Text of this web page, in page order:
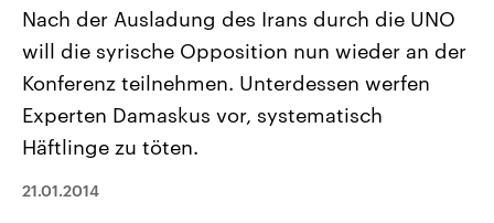
Landtagswahl Sachsen-Anhalt
2026
Alle Informationen
Sachsen-Anhalt wählt am 6.
September 2026 einen neuen
Landtag. Seit 2021 wird das
Bundesland von einer Koalition aus
CDU, SPD und FDP regiert.-
Umfragen, Prognosen,
Wahlprogramme, aktuelle Berichte
Aktuelle Beiträge,
Hintergründe
Wirtschaftlich und
gehören die Vereinigten
den mächtigsten Ländern
Nach der Ausladung des Irans durch die UNO
will die syrische Opposition nun wieder an der
Konferenz teilnehmen. Unterdessen werfen
Experten Damaskus vor, systematisch
Häftlinge zu töten.
21.01.2014